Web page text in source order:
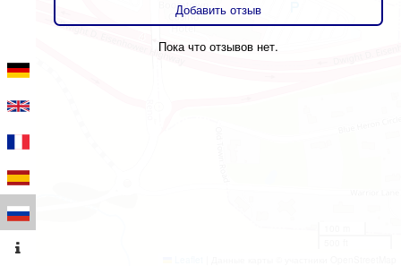
Добавить отзыв
Пока что отзывов нет.